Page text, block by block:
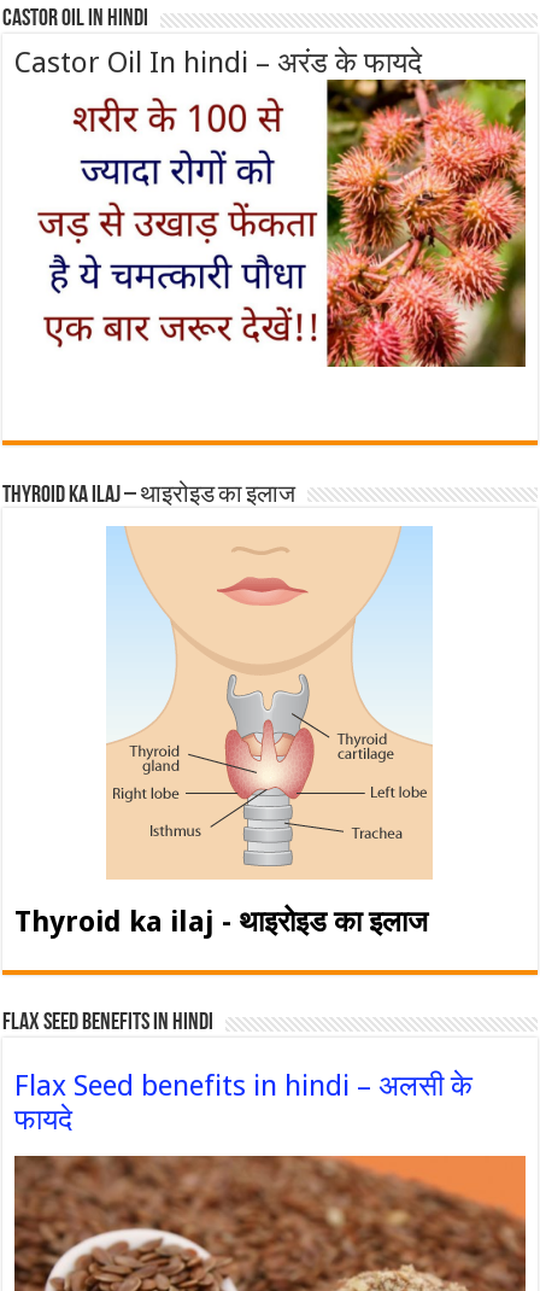
Castor Oil In Hindi
Castor Oil In hindi – अरंड के फायदे
Thyroid ka ilaj – थाइरोइड का इलाज
Thyroid ka ilaj - थाइरोइड का इलाज
Flax Seed Benefits in hindi
Flax Seed benefits in hindi – अलसी के
फायदे